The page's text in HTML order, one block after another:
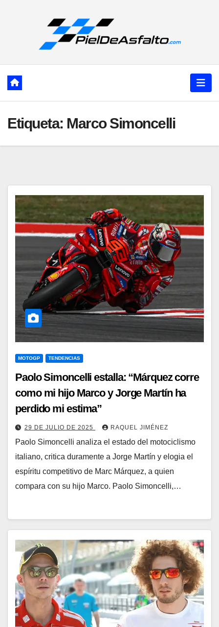
Etiqueta: Marco Simoncelli
MOTOGP TENDENCIAS
Paolo Simoncelli estalla: “Márquez corre
como mi hijo Marco y Jorge Martín ha
perdido mi estima”
29 DE JULIO DE 2025 RAQUEL JIMÉNEZ
Paolo Simoncelli analiza el estado del motociclismo
italiano, critica duramente a Jorge Martín y elogia el
espíritu competitivo de Marc Márquez, a quien
compara con su hijo Marco. Paolo Simoncelli,…